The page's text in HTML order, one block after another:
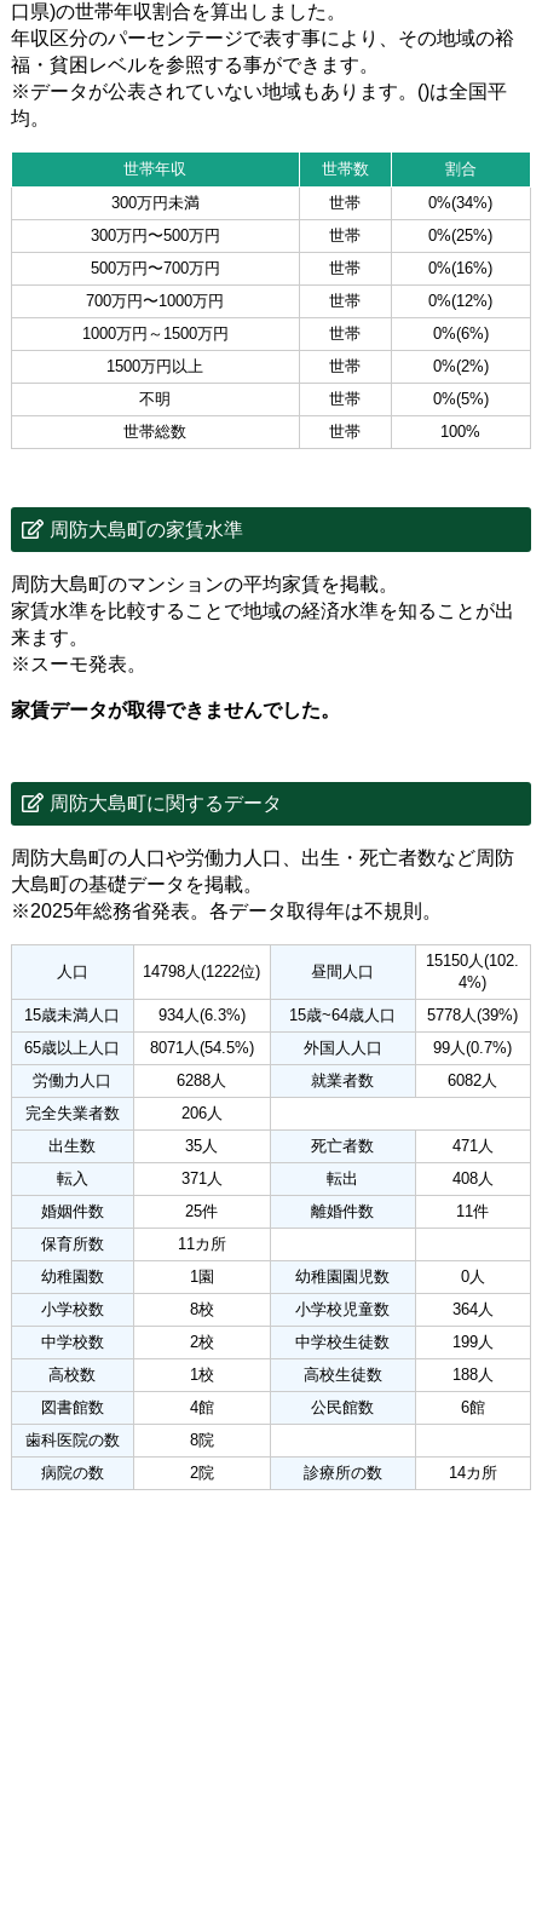
口県)の世帯年収割合を算出しました。
年収区分のパーセンテージで表す事により、その地域の裕
福・貧困レベルを参照する事ができます。
※データが公表されていない地域もあります。()は全国平
均。
世帯年収 世帯数
割合
300万円未満
世帯
0%(34%)
300万円〜500万円
世帯
0%(25%)
500万円〜700万円
世帯
0%(16%)
700万円〜1000万円
世帯
0%(12%)
1000万円～1500万円
世帯
0%(6%)
1500万円以上
世帯
0%(2%)
不明
世帯
0%(5%)
世帯総数
世帯 100%
周防大島町の家賃水準
周防大島町のマンションの平均家賃を掲載。
家賃水準を比較することで地域の経済水準を知ることが出
来ます。
※スーモ発表。
家賃データが取得できませんでした。
周防大島町に関するデータ
周防大島町の人口や労働力人口、出生・死亡者数など周防
大島町の基礎データを掲載。
※2025年総務省発表。各データ取得年は不規則。
人口 14798人(1222位) 昼間人口
15150人(102.
4%)
15歳未満人口
934人(6.3%) 15歳~64歳人口
5778人(39%)
65歳以上人口
8071人(54.5%) 外国人人口
99人(0.7%)
労働力人口
6288人 就業者数
6082人
完全失業者数
206人
出生数
35人 死亡者数
471人
転入
371人 転出
408人
婚姻件数
25件 離婚件数
11件
保育所数
11カ所
幼稚園数
1園 幼稚園園児数
0人
小学校数
8校 小学校児童数
364人
中学校数
2校 中学校生徒数
199人
高校数
1校 高校生徒数
188人
図書館数
4館 公民館数
6館
歯科医院の数
8院
病院の数
2院 診療所の数 14カ所